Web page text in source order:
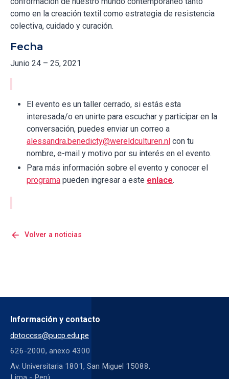
como en la creación textil como estrategia de resistencia
colectiva, cuidado y curación.
Fecha
Junio 24 – 25, 2021
El evento es un taller cerrado, si estás esta
interesada/o en unirte para escuchar y participar en la
conversación, puedes enviar un correo a
alessandra.benedicty@wereldculturen.nl con tu
nombre, e-mail y motivo por su interés en el evento.
Para más información sobre el evento y conocer el
programa pueden ingresar a este enlace.
arrow_back Volver a noticias
Información y contacto
dptoccss@pucp.edu.pe
626-2000, anexo 4300
Av. Universitaria 1801, San Miguel 15088,